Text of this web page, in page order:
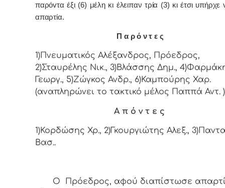
παρόvτα έξι (6) μέλη κι έλειπαν τρία (3) κι έτσι υπήρχε
απαρτία.
Π α ρ ό ν τ ε ς
1)Πνευματικός Αλέξανδρος, Πρόεδρος,
2)Σταυρέλης Νικ., 3)Βλάσσης Δημ.,
Γεωργ., 5)Ζώγκος Ανδρ., 6)Καμπούρης Χαρ.
(αναπληρώνει το τακτικό μέλος Παππά
Α π ό ν τ ε ς
1)Κορδώσης Χρ., 2)Γκουργιώτης Αλεξ.,
Βασ..
Ο Πρόεδρος, αφού διαπίστωσε